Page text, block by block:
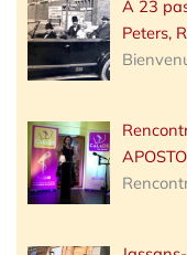
A 23
Peters,